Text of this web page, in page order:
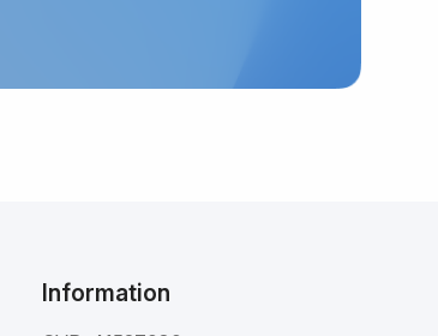
Information